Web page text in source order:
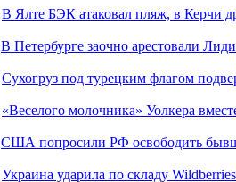
В Ялте БЭК атаковал пляж, в Керчи
В Петербурге заочно арестовали
Сухогруз под турецким флагом
«Веселого молочника» Уолкера
США попросили РФ освободить
Украина ударила по складу